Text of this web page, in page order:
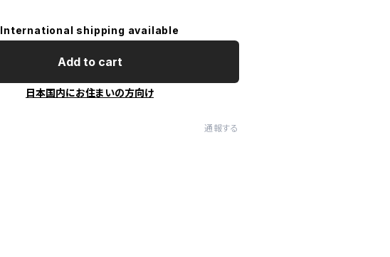
International shipping available
Add to cart
日本国内にお住まいの方向け
通報する